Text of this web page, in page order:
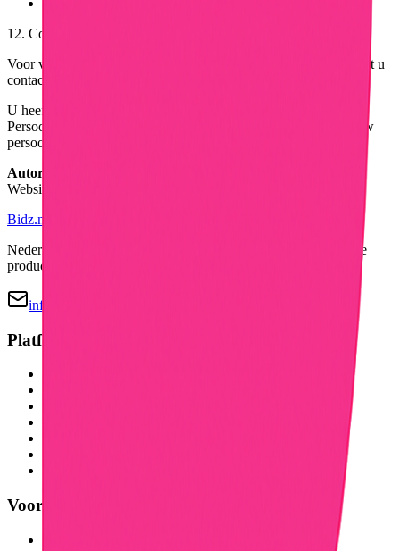
12. Contact en Klachten
Voor vragen over dit privacybeleid of uw persoonsgegevens kunt u
contact opnemen via privacy@bidz.nl.
U heeft ook het recht een klacht in te dienen bij de Autoriteit
Persoonsgegevens als u vindt dat wij niet correct omgaan met uw
persoonsgegevens.
Autoriteit Persoonsgegevens
Website:
Bidz.nl
Nederlands online veilingplatform voor tweedehands en nieuwe
producten.
info@bidz.nl
Platform
Voor Bedrijven